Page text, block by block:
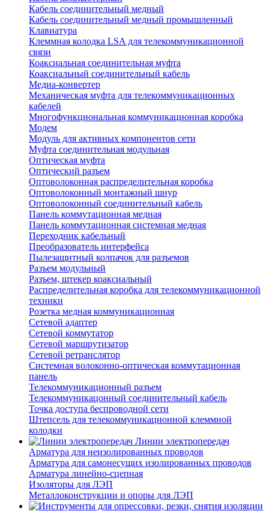
Кабель соединительный медный
Кабель соединительный медный промышленный
Клавиатура
Клеммная колодка LSA для телекоммуникационной
связи
Коаксиальная соединительная муфта
Коаксиальный соединительный кабель
Медиа-конвертер
Механическая муфта для телекоммуникационных
кабелей
Многофункциональная коммуникационная коробка
Модем
Модуль для активных компонентов сети
Муфта соединительная модульная
Оптическая муфта
Оптический разъем
Оптоволоконная распределительная коробка
Оптоволоконный монтажный шнур
Оптоволоконный соединительный кабель
Панель коммутационная медная
Панель коммутационная системная медная
Переходник кабельный
Преобразователь интерфейса
Пылезащитный колпачок для разъемов
Разъем модульный
Разъем, штекер коаксиальный
Распределительная коробка для телекоммуникационной
техники
Розетка медная коммуникационная
Сетевой адаптер
Сетевой коммутатор
Сетевой маршрутизатор
Сетевой ретранслятор
Системная волоконно-оптическая коммутационная
панель
Телекоммуникационный разъем
Телекоммуникацонный соединительный кабель
Точка доступа беспроводной сети
Штепсель для телекоммуникационной клеммной
колодки
Линии электропередач
Арматура для неизолированных проводов
Арматура для самонесущих изолированных проводов
Арматура линейно-сцепная
Изоляторы для ЛЭП
Металлоконструкции и опоры для ЛЭП